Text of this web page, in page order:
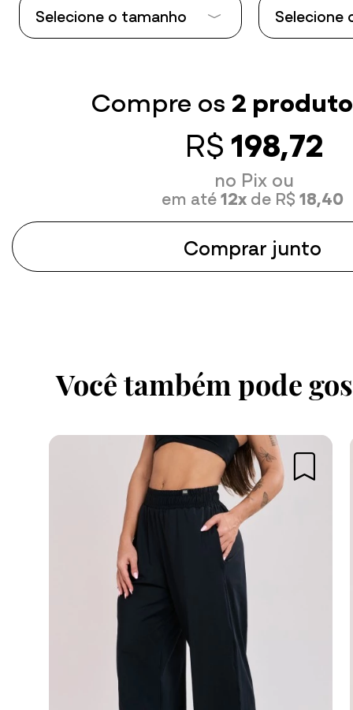
Selecione o tamanho
Tamanho G
Selecione
Tamanho
Tamanho
Compre os 2
R$198,72
no Pix ou
em até12xde R$18,40
Comprar junto
Você também pode